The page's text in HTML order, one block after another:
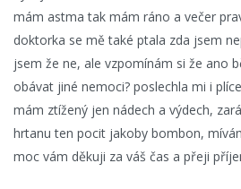
mám astma tak mám ráno a večer
doktorka se mě také ptala zda jsem
jsem že ne, ale vzpomínám si že ano
obávat jiné nemoci? poslechla mi i
mám ztížený jen nádech a výdech,
hrtanu ten pocit jakoby bombon,
moc vám děkuji za váš čas a přeji